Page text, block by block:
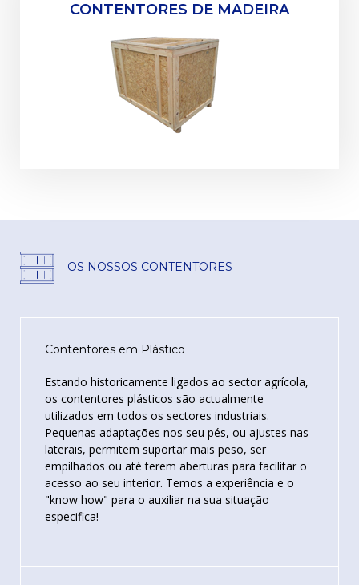
CONTENTORES DE MADEIRA
OS NOSSOS CONTENTORES
Contentores em Plástico
Estando historicamente ligados ao sector agrícola,
os contentores plásticos são actualmente
utilizados em todos os sectores industriais.
Pequenas adaptações nos seu pés, ou ajustes nas
laterais, permitem suportar mais peso, ser
empilhados ou até terem aberturas para facilitar o
acesso ao seu interior. Temos a experiência e o
"know how" para o auxiliar na sua situação
especifica!